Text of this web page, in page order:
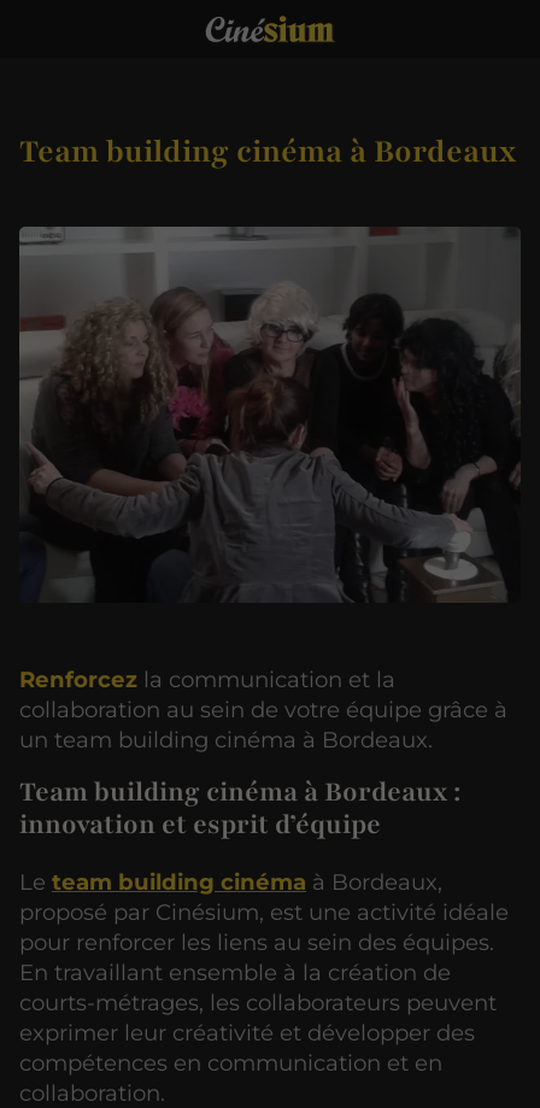
Team building cinéma à Bordeaux
Renforcez la communication et la
collaboration au sein de votre équipe grâce à
un team building cinéma à Bordeaux.
Team building cinéma à Bordeaux :
innovation et esprit d’équipe
Le team building cinéma à Bordeaux,
proposé par Cinésium, est une activité idéale
pour renforcer les liens au sein des équipes.
En travaillant ensemble à la création de
courts-métrages, les collaborateurs peuvent
exprimer leur créativité et développer des
compétences en communication et en
collaboration.